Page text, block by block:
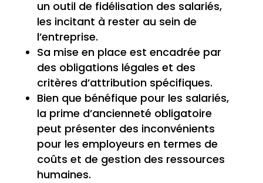
un outil de fidélisation des salariés,
les incitant à rester au sein de
l’entreprise.
Sa mise en place est encadrée par
des obligations légales et des
critères d’attribution spécifiques.
Bien que bénéfique pour les salariés,
la prime d’ancienneté obligatoire
peut présenter des inconvénients
pour les employeurs en termes de
coûts et de gestion des ressources
humaines.